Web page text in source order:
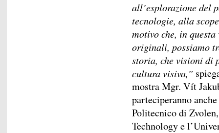
all’esplorazione del
tecnologie, alla
motivo che, in
originali, possiamo
storia, che visioni di
cultura visiva,”
mostra Mgr. Vít
parteciperanno
Politecnico di
Technology e